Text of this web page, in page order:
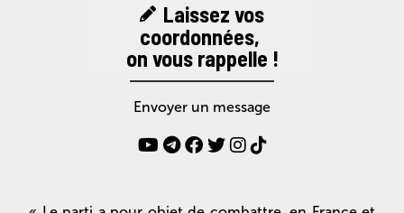
Laissez vos
coordonnées,
on vous rappelle !
Envoyer un message